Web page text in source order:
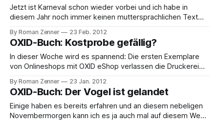
Jetzt ist Karneval schon wieder vorbei und ich habe in
diesem Jahr noch immer keinen muttersprachlichen Text
passiert! Ich nutze also die Vorfrühstückszeit in diesem
Hotel dazu, quasi autobiographisch ein paar Dinge
aufzuschreiben. Das OXID-Buch Jetzt isses endlich
By Roman Zenner 23 Feb. 2012
OXID-Buch: Kostprobe gefällig?
In dieser Woche wird es spannend: Die ersten Exemplare
von Onlineshops mit OXID eShop verlassen die Druckerei
aufwändig bedrucktes Papier. Für die ganz Ungeduldigen
gibt es zur bevorstehenden Veröffentlichung ein
Schmankerl vom Verlag, das ich Euch nicht vorenthalten
möchte:
By Roman Zenner 23 Jan. 2012
OXID-Buch: Der Vogel ist gelandet
Einige haben es bereits erfahren und an diesem nebeligen
Novembermorgen kann ich es ja auch mal auf diesem Weg